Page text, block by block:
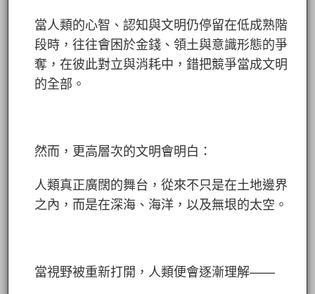
當人類的心智、認知與文明仍停留在低成熟階
段時，往往會困於金錢、領土與意識形態的爭
奪，在彼此對立與消耗中，錯把競爭當成文明
的全部。
然而，更高層次的文明會明白：
人類真正廣闊的舞台，從來不只是在土地邊界
之內，而是在深海、海洋，以及無垠的太空。
當視野被重新打開，人類便會逐漸理解——